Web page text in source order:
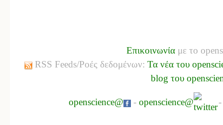
Επικοινωνία με το
RSS Feeds/Ροές δεδομένων: Τα νέα του
blog του
openscience@ - openscience@